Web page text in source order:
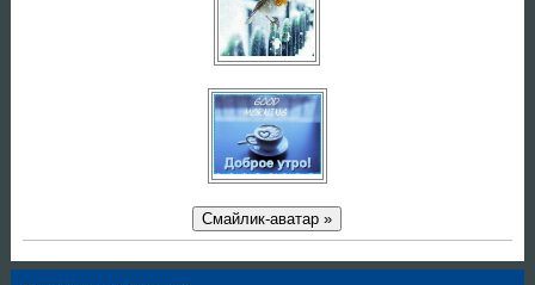
Смайлик-аватар »